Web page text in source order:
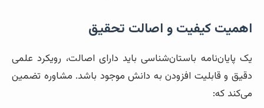
اهمیت کیفیت و اصالت تحقیق
یک پایان‌نامه باستان‌شناسی باید دارای اصالت، رویکرد علمی
دقیق و قابلیت افزودن به دانش موجود باشد. مشاوره تضمین
می‌کند که: